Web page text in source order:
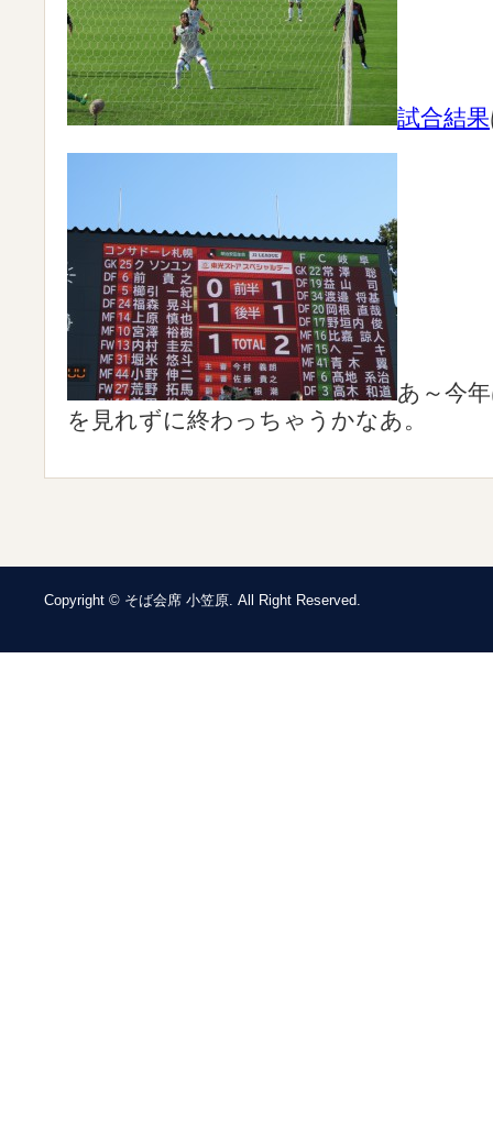
試合結果
あ～今
を見れずに終わっちゃうかなあ。
Copyright © そば会席 小笠原. All Right Reserved.